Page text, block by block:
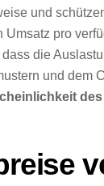
und
pro
die
und dem